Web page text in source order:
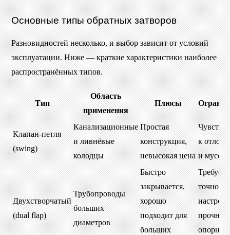
Основные типы обратных затворов
Разновидностей несколько, и выбор зависит от условий
эксплуатации. Ниже — краткие характеристики наиболее
распространённых типов.
Тип
Область
применения
Плюсы
Клапан-петля
(swing)
Канализационные
и ливнёвые
колодцы
Простая
конструкция,
невысокая цена
к
и мусору
Двухстворчатый
(dual flap)
Трубопроводы
больших
диаметров
Быстро
закрывается,
хорошо
подходит для
больших
Требует
точной
прочной
опорной